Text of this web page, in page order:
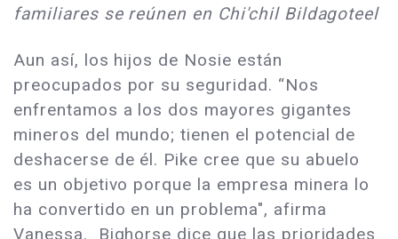
familiares se reúnen en Chi'chil Bildagoteel
Aun así, los hijos de Nosie están
preocupados por su seguridad. “Nos
enfrentamos a los dos mayores gigantes
mineros del mundo; tienen el potencial de
deshacerse de él. Pike cree que su abuelo
es un objetivo porque la empresa minera lo
ha convertido en un problema", afirma
Vanessa. Bighorse dice que las prioridades